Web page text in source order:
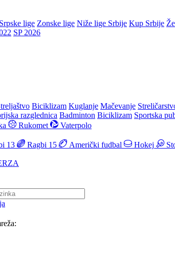
Srpske lige Zonske lige Niže lige Srbije Kup Srbije
SP 2026
Biciklizam Kuglanje Mačevanje
razglednica Badminton Biciklizam Sportska
Rukomet
Vaterpolo
13 Ragbi 15 Američki fudbal Hokej